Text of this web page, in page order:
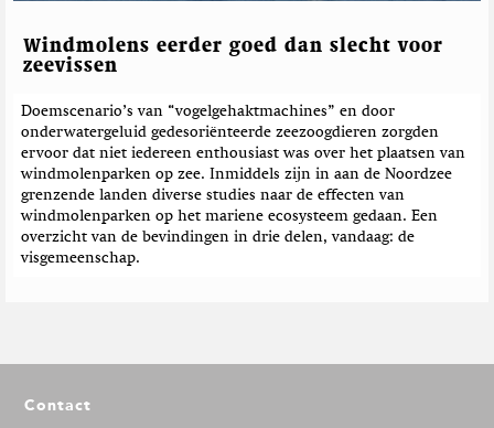
Windmolens eerder goed dan slecht voor
zeevissen
Doemscenario’s van “vogelgehaktmachines” en door
onderwatergeluid gedesoriënteerde zeezoogdieren zorgden
ervoor dat niet iedereen enthousiast was over het plaatsen van
windmolenparken op zee. Inmiddels zijn in aan de Noordzee
grenzende landen diverse studies naar de effecten van
windmolenparken op het mariene ecosysteem gedaan. Een
overzicht van de bevindingen in drie delen, vandaag: de
visgemeenschap.
oContact